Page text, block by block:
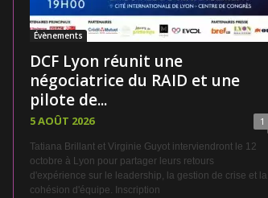
Évènements
DCF Lyon réunit une
négociatrice du RAID et une
pilote de...
5 AOÛT 2026 1
Tatiana Brillant et Virginie Guyot interviendront le 12
octobre à Lyon pour partager leurs retours
d'expérience sur le leadership, la gestion de crise et la
cohésion d'équipe. Inscription